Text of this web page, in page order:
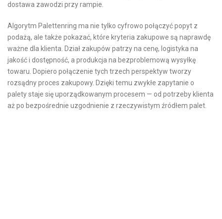
dostawa zawodzi przy rampie.
Algorytm Palettenring ma nie tylko cyfrowo połączyć popyt z
podażą, ale także pokazać, które kryteria zakupowe są naprawdę
ważne dla klienta. Dział zakupów patrzy na cenę, logistyka na
jakość i dostępność, a produkcja na bezproblemową wysyłkę
towaru. Dopiero połączenie tych trzech perspektyw tworzy
rozsądny proces zakupowy. Dzięki temu zwykłe zapytanie o
palety staje się uporządkowanym procesem — od potrzeby klienta
aż po bezpośrednie uzgodnienie z rzeczywistym źródłem palet.